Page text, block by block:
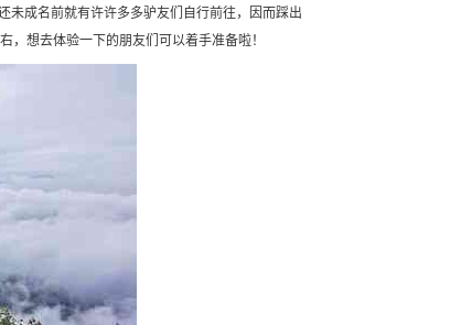
未成名前就有许许多多驴友们自行前往，因而踩出
想去体验一下的朋友们可以着手准备啦！